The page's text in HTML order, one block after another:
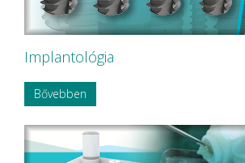
Implantológia
Bővebben